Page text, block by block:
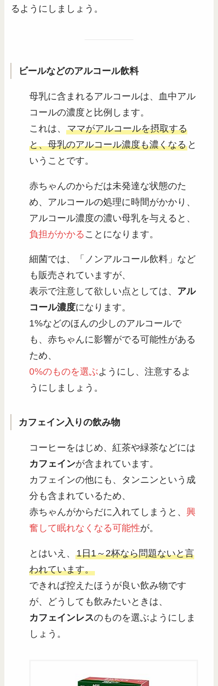
るようにしましょう。
ビールなどのアルコール飲料
母乳に含まれるアルコールは、血中アル
コールの濃度と比例します。
これは、ママがアルコールを摂取する
と、母乳のアルコール濃度も濃くなる と
いうことです。
赤ちゃんのからだは未発達な状態のた
め、アルコールの処理に時間がかかり、
アルコール濃度の濃い母乳を与えると、
負担がかかることになります。
細菌では、「ノンアルコール飲料」など
も販売されていますが、
表示で注意して欲しい点としては、 アル
コール濃度になります。
1%などのほんの少しのアルコールで
も、赤ちゃんに影響がでる可能性がある
ため、
0%のものを選ぶようにし、注意するよ
うにしましょう。
カフェイン入りの飲み物
コーヒーをはじめ、紅茶や緑茶などには
カフェインが含まれています。
カフェインの他にも、タンニンという成
分も含まれているため、
赤ちゃんがからだに入れてしまうと、興
奮して眠れなくなる可能性が。
とはいえ、1日1～2杯なら問題ないと言
われています。
できれば控えたほうが良い飲み物です
が、どうしても飲みたいときは、
カフェインレスのものを選ぶようにしま
しょう。